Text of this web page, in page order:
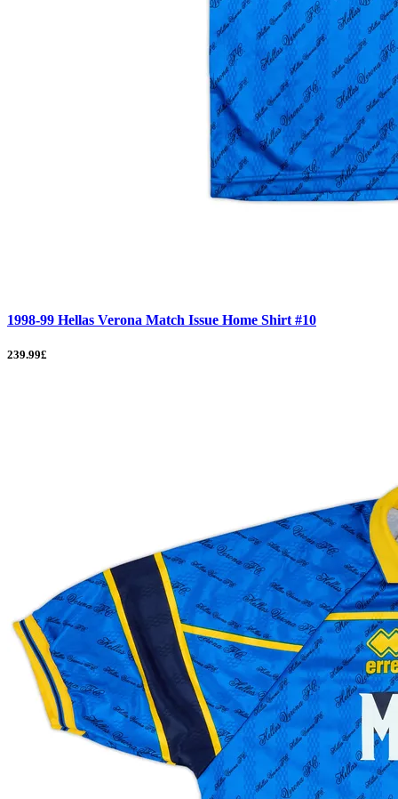
1998-99 Hellas Verona Match Issue Home Shirt #10
239.99£